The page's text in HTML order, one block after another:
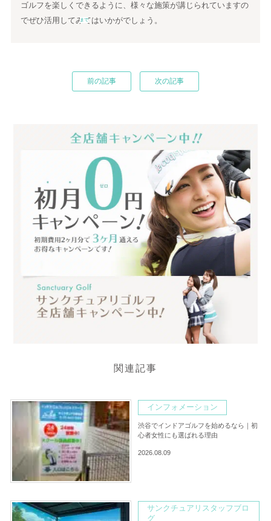
ゴルフを楽しくできるように、様々な施策が講じられていますの
でぜひ活用してみてはいかがでしょう。
前の記事 次の記事
まで
関連記事
インフォメーション
渋谷でインドアゴルフを始めるなら｜初
心者女性にも選ばれる理由
2026.08.09
サンクチュアリスタッフブロ
グ